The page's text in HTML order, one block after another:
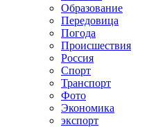
Образование
Передовица
Погода
Происшествия
Россия
Спорт
Транспорт
Фото
Экономика
экспорт